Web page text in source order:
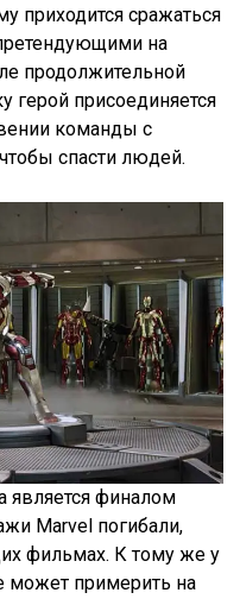
приходится сражаться
на
продолжительной
герой присоединяется
команды с
спасти людей.
является финалом
Marvel погибали,
фильмах. К тому же у
может примерить на